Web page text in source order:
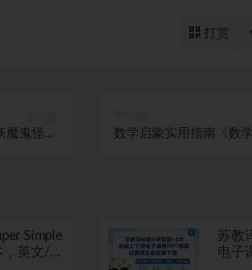
打赏
魔鬼怪无
数学启蒙实用指南《数
Simple
，英文/
苏教
电子